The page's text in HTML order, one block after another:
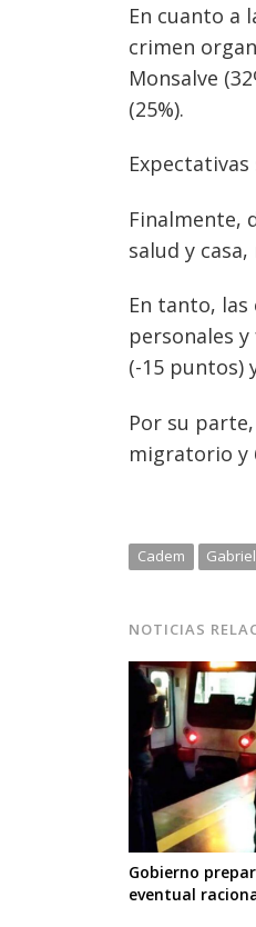
En cuanto a
crimen
Monsalve
(25%).
Expectativas
Finalmente,
salud y
En tanto, las
personales
(-15 puntos)
Por su
migratorio y
Cadem
NOTICIAS
Gobierno
eventual